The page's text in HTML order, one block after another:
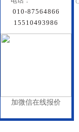
Beijing Doredsun Pipeline
备案号：京ICP备
010-87564866
15510493986
加微信在线报价